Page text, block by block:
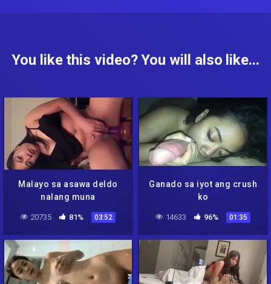
You like this video? You will also like...
Malayo sa asawa deldo
nalang muna
20735 81% 03:52
Ganado sa iyot ang crush
ko
14633 96% 01:35